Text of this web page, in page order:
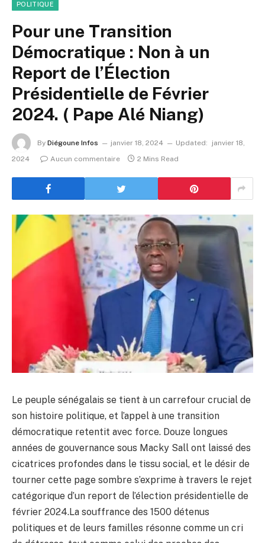
POLITIQUE
Pour une Transition
Démocratique : Non à un
Report de l’Élection
Présidentielle de Février
2024. ( Pape Alé Niang)
By Diégoune Infos janvier 18, 2024 Updated:
janvier 18,
2024
Aucun commentaire 2 Mins Read
Le peuple sénégalais se tient à un carrefour crucial de
son histoire politique, et l’appel à une transition
démocratique retentit avec force. Douze longues
années de gouvernance sous Macky Sall ont laissé des
cicatrices profondes dans le tissu social, et le désir de
tourner cette page sombre s’exprime à travers le rejet
catégorique d’un report de l’élection présidentielle de
février 2024.La souffrance des 1500 détenus
politiques et de leurs familles résonne comme un cri